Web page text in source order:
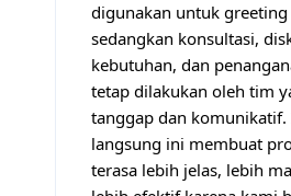
digunakan untuk greeting
sedangkan konsultasi,
kebutuhan, dan
tetap dilakukan oleh tim
tanggap dan komunikatif.
langsung ini membuat
terasa lebih jelas, lebih